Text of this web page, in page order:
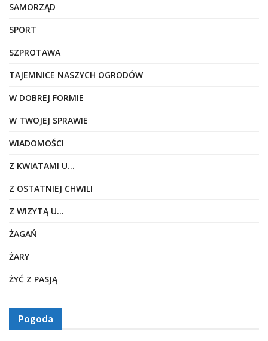
SAMORZĄD
SPORT
SZPROTAWA
TAJEMNICE NASZYCH OGRODÓW
W DOBREJ FORMIE
W TWOJEJ SPRAWIE
WIADOMOŚCI
Z KWIATAMI U…
Z OSTATNIEJ CHWILI
Z WIZYTĄ U…
ŻAGAŃ
ŻARY
ŻYĆ Z PASJĄ
Pogoda